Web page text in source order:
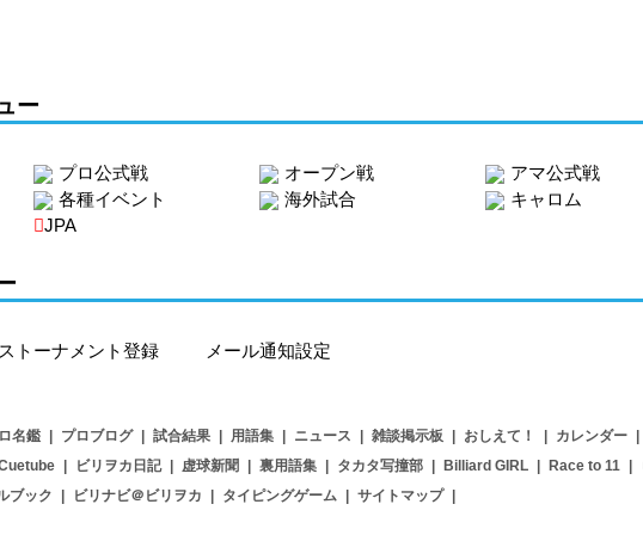
ー
プロ公式戦 オープン戦
アマ公式戦
各種イベント 海外試合
キャロム
JPA
トーナメント登録 メール通知設定
名鑑 プロブログ 試合結果 用語集 ニュース 雑談掲示板 おしえて！ カレンダー
ビリヲカ日記 虚球新聞 裏用語集 タカタ写撞部 Billiard GIRL Race to 11
ブック ビリナビ＠ビリヲカ タイピングゲーム サイトマップ